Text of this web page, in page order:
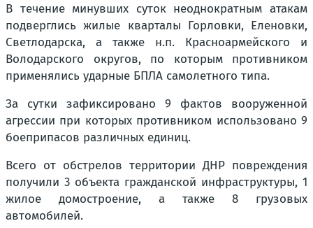
В течение минувших суток неоднократным атакам
подверглись жилые кварталы Горловки, Еленовки,
Светлодарска, а также н.п. Красноармейского и
Володарского округов, по которым противником
применялись ударные БПЛА самолетного типа.
За сутки зафиксировано 9 фактов вооруженной
агрессии при которых противником использовано 9
боеприпасов различных единиц.
Всего от обстрелов территории ДНР повреждения
получили 3 объекта гражданской инфраструктуры, 1
жилое домостроение, а также 8 грузовых
автомобилей.